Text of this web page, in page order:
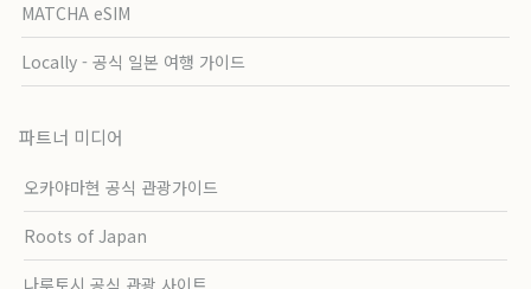
MATCHA eSIM
Locally - 공식 일본 여행 가이드
파트너 미디어
오카야마현 공식 관광가이드
Roots of Japan